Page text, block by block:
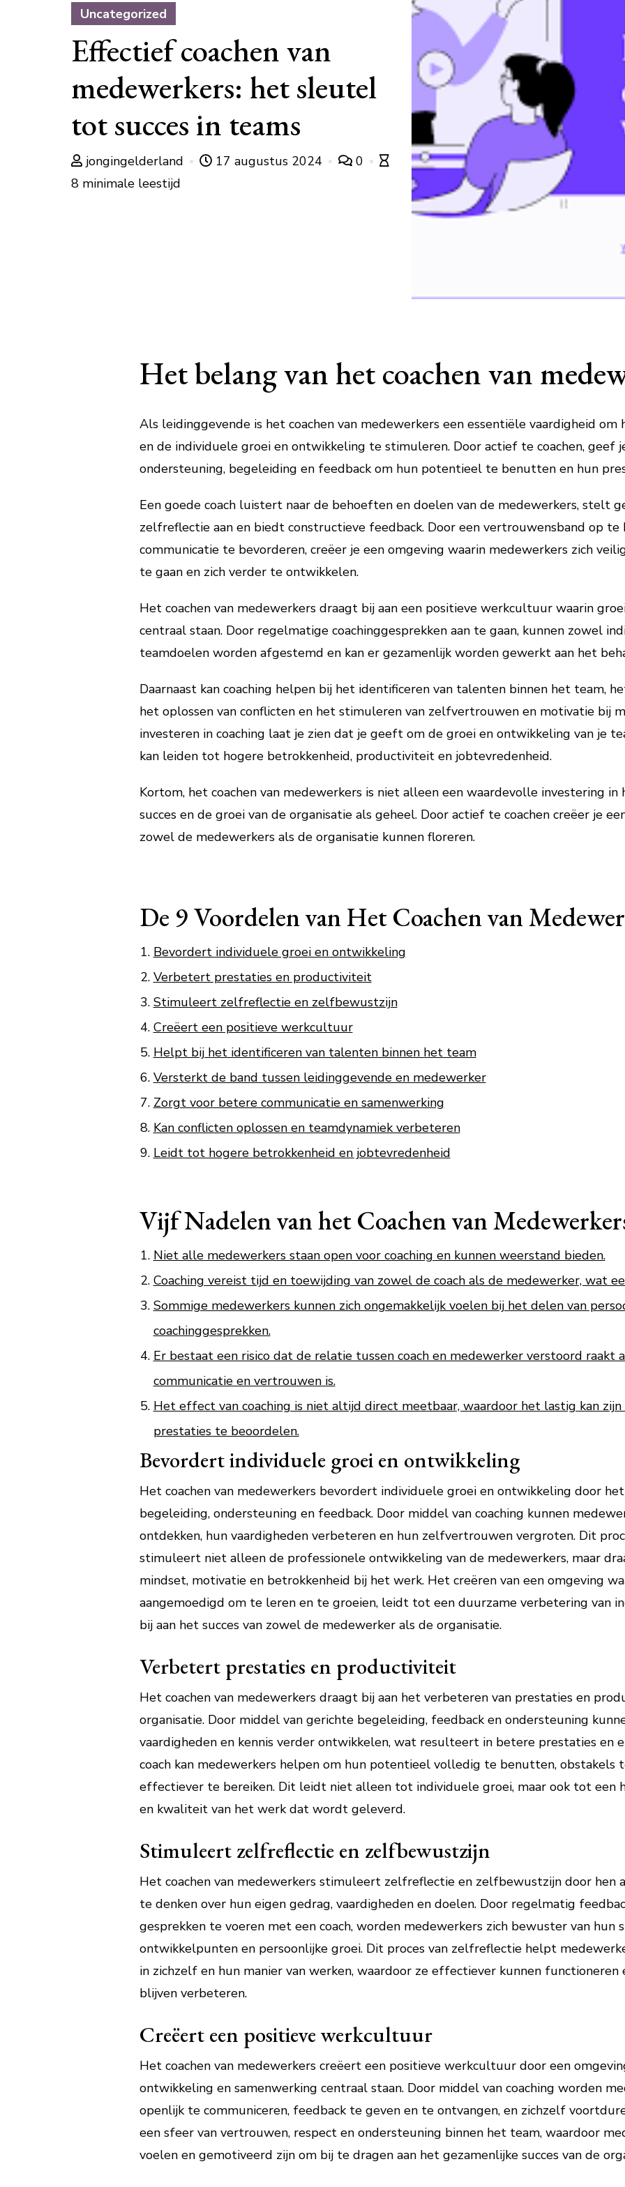
Uncategorized
Effectief coachen van
medewerkers: het sleutel
tot succes in teams
jongingelderland 17 augustus 2024
0
8 minimale leestijd
Het belang van het coachen van
Als leidinggevende is het coachen van medewerkers een essentiële vaardigheid
en de individuele groei en ontwikkeling te stimuleren. Door actief te coachen, geef
ondersteuning, begeleiding en feedback om hun potentieel te benutten en hun
Een goede coach luistert naar de behoeften en doelen van de medewerkers, stelt
zelfreflectie aan en biedt constructieve feedback. Door een vertrouwensband op te
communicatie te bevorderen, creëer je een omgeving waarin medewerkers zich
te gaan en zich verder te ontwikkelen.
Het coachen van medewerkers draagt bij aan een positieve werkcultuur waarin
centraal staan. Door regelmatige coachinggesprekken aan te gaan, kunnen zowel
teamdoelen worden afgestemd en kan er gezamenlijk worden gewerkt aan het
Daarnaast kan coaching helpen bij het identificeren van talenten binnen het team,
het oplossen van conflicten en het stimuleren van zelfvertrouwen en motivatie bij
investeren in coaching laat je zien dat je geeft om de groei en ontwikkeling van je
kan leiden tot hogere betrokkenheid, productiviteit en jobtevredenheid.
Kortom, het coachen van medewerkers is niet alleen een waardevolle investering in
succes en de groei van de organisatie als geheel. Door actief te coachen creëer je
zowel de medewerkers als de organisatie kunnen floreren.
De 9 Voordelen van Het Coachen van
Bevordert individuele groei en ontwikkeling
Verbetert prestaties en productiviteit
Stimuleert zelfreflectie en zelfbewustzijn
Creëert een positieve werkcultuur
Helpt bij het identificeren van talenten binnen het team
Versterkt de band tussen leidinggevende en medewerker
Zorgt voor betere communicatie en samenwerking
Kan conflicten oplossen en teamdynamiek verbeteren
Leidt tot hogere betrokkenheid en jobtevredenheid
Vijf Nadelen van het Coachen van
Niet alle medewerkers staan open voor coaching en kunnen weerstand bieden.
Coaching vereist tijd en toewijding van zowel de coach als de medewerker, wat
Sommige medewerkers kunnen zich ongemakkelijk voelen bij het delen van
coachinggesprekken.
Er bestaat een risico dat de relatie tussen coach en medewerker verstoord raakt
communicatie en vertrouwen is.
Het effect van coaching is niet altijd direct meetbaar, waardoor het lastig kan
prestaties te beoordelen.
Bevordert individuele groei en ontwikkeling
Het coachen van medewerkers bevordert individuele groei en ontwikkeling door
begeleiding, ondersteuning en feedback. Door middel van coaching kunnen
ontdekken, hun vaardigheden verbeteren en hun zelfvertrouwen vergroten. Dit
stimuleert niet alleen de professionele ontwikkeling van de medewerkers, maar
mindset, motivatie en betrokkenheid bij het werk. Het creëren van een omgeving
aangemoedigd om te leren en te groeien, leidt tot een duurzame verbetering van
bij aan het succes van zowel de medewerker als de organisatie.
Verbetert prestaties en productiviteit
Het coachen van medewerkers draagt bij aan het verbeteren van prestaties en
organisatie. Door middel van gerichte begeleiding, feedback en ondersteuning
vaardigheden en kennis verder ontwikkelen, wat resulteert in betere prestaties en
coach kan medewerkers helpen om hun potentieel volledig te benutten, obstakels
effectiever te bereiken. Dit leidt niet alleen tot individuele groei, maar ook tot een
en kwaliteit van het werk dat wordt geleverd.
Stimuleert zelfreflectie en zelfbewustzijn
Het coachen van medewerkers stimuleert zelfreflectie en zelfbewustzijn door hen
te denken over hun eigen gedrag, vaardigheden en doelen. Door regelmatig
gesprekken te voeren met een coach, worden medewerkers zich bewuster van hun
ontwikkelpunten en persoonlijke groei. Dit proces van zelfreflectie helpt
in zichzelf en hun manier van werken, waardoor ze effectiever kunnen functioneren
blijven verbeteren.
Creëert een positieve werkcultuur
Het coachen van medewerkers creëert een positieve werkcultuur door een
ontwikkeling en samenwerking centraal staan. Door middel van coaching worden
openlijk te communiceren, feedback te geven en te ontvangen, en zichzelf
een sfeer van vertrouwen, respect en ondersteuning binnen het team, waardoor
voelen en gemotiveerd zijn om bij te dragen aan het gezamenlijke succes van de